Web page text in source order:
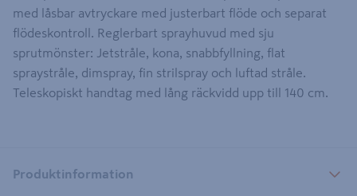
med låsbar avtryckare med justerbart flöde och separat
flödeskontroll. Reglerbart sprayhuvud med sju
sprutmönster: Jetstråle, kona, snabbfyllning, flat
spraystråle, dimspray, fin strilspray och luftad stråle.
Teleskopiskt handtag med lång räckvidd upp till 140 cm.
Produktinformation